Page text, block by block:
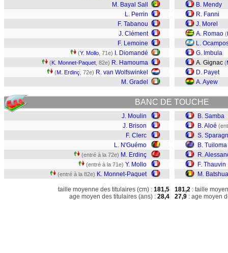
M. Bayal Sall
L. Perrin
F. Tabanou
J. Clément
F. Lemoine
(Y. Mollo , 71e) I. Diomandé
(K. Monnet-Paquet , 82e) R. Hamouma
(M. Erdinç , 72e) R. van Wolfswinkel
M. Gradel
B. Mendy
R. Fanni
J. Morel
A. Romao (
L.
G. Imbula
A. Gignac (
D. Payet
A. Ayew
BANC DE TOUCHE
J. Moulin
J. Brison
F. Clerc
L. N'Guémo
(entré à la 72e) M. Erdinç
(entré à la 71e) Y. Mollo
(entré à la 82e) K. Monnet-Paquet
taille moyenne des titulaires (cm) : 181,5
age moyen des titulaires (ans) : 28,4
B. Samba
B. Aloé
S.
B. Tuiloma
R.
F. Thauvin
M.
181,2 : taille
27,9 : age moyen